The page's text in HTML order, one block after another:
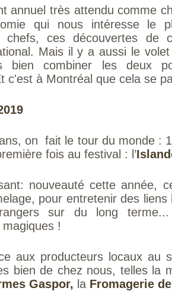
annuel très attendu comme
qui nous intéresse le
chefs, ces découvertes de
Mais il y a aussi le
bien combiner les deux
c'est à Montréal que cela se
on fait le tour du monde :
fois au festival : l’
nouveauté cette année,
pour entretenir des
sur du long
magiques !
aux producteurs locaux au
bien de chez nous, telles la
Gaspor, la Fromagerie